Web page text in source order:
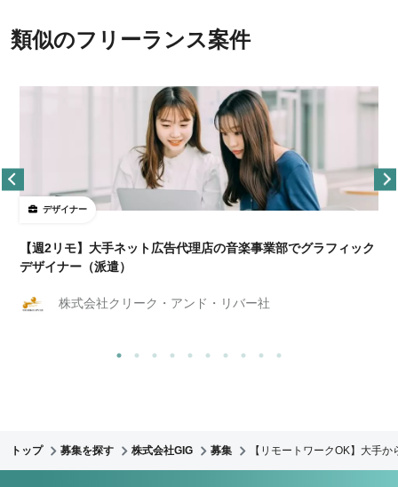
類似のフリーランス案件
デザイナー
【週2リモ】大手ネット広告代理店の音楽事業部でグラフィック
デザイナー（派遣）
株式会社クリーク・アンド・リバー社
トップ 募集を探す 株式会社GIG 募集 【リモートワークOK】大手